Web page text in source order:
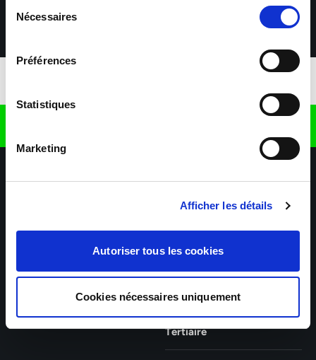
Nécessaires
Préférences
Statistiques
Marketing
Afficher les détails
Autoriser tous les cookies
Cookies nécessaires uniquement
Wiltz – Industrie, Services,
Logistique, Bâtiment et
Tertiaire